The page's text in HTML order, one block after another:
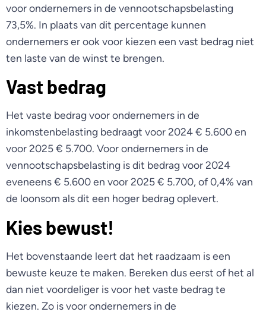
voor ondernemers in de vennootschapsbelasting
73,5%. In plaats van dit percentage kunnen
ondernemers er ook voor kiezen een vast bedrag niet
ten laste van de winst te brengen.
Vast bedrag
Het vaste bedrag voor ondernemers in de
inkomstenbelasting bedraagt voor 2024 € 5.600 en
voor 2025 € 5.700. Voor ondernemers in de
vennootschapsbelasting is dit bedrag voor 2024
eveneens € 5.600 en voor 2025 € 5.700, of 0,4% van
de loonsom als dit een hoger bedrag oplevert.
Kies bewust!
Het bovenstaande leert dat het raadzaam is een
bewuste keuze te maken. Bereken dus eerst of het al
dan niet voordeliger is voor het vaste bedrag te
kiezen. Zo is voor ondernemers in de